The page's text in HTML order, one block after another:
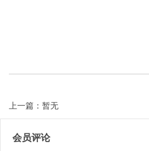
上一篇：暂无
会员评论